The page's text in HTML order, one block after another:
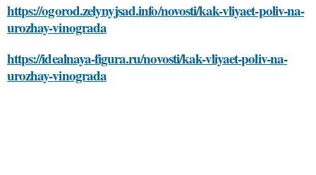
https://ogorod.zelynyjsad.info/novosti/kak-vliyaet-poliv-na-
urozhay-vinograda
https://idealnaya-figura.ru/novosti/kak-vliyaet-poliv-na-
urozhay-vinograda